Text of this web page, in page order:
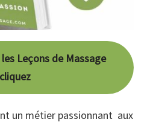
Leçons de Massage
cliquez
un métier passionnant aux